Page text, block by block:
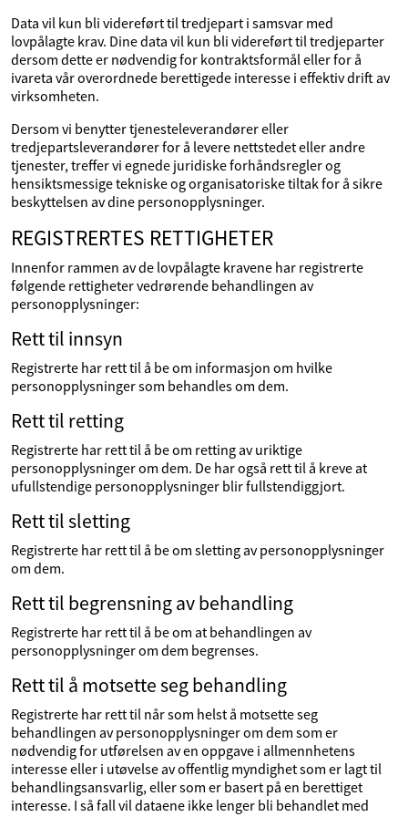
Data vil kun bli videreført til tredjepart i samsvar med
lovpålagte krav. Dine data vil kun bli videreført til tredjeparter
dersom dette er nødvendig for kontraktsformål eller for å
ivareta vår overordnede berettigede interesse i effektiv drift av
virksomheten.
Dersom vi benytter tjenesteleverandører eller
tredjepartsleverandører for å levere nettstedet eller andre
tjenester, treffer vi egnede juridiske forhåndsregler og
hensiktsmessige tekniske og organisatoriske tiltak for å sikre
beskyttelsen av dine personopplysninger.
REGISTRERTES RETTIGHETER
Innenfor rammen av de lovpålagte kravene har registrerte
følgende rettigheter vedrørende behandlingen av
personopplysninger:
Rett til innsyn
Registrerte har rett til å be om informasjon om hvilke
personopplysninger som behandles om dem.
Rett til retting
Registrerte har rett til å be om retting av uriktige
personopplysninger om dem. De har også rett til å kreve at
ufullstendige personopplysninger blir fullstendiggjort.
Rett til sletting
Registrerte har rett til å be om sletting av personopplysninger
om dem.
Rett til begrensning av behandling
Registrerte har rett til å be om at behandlingen av
personopplysninger om dem begrenses.
Rett til å motsette seg behandling
Registrerte har rett til når som helst å motsette seg
behandlingen av personopplysninger om dem som er
nødvendig for utførelsen av en oppgave i allmennhetens
interesse eller i utøvelse av offentlig myndighet som er lagt til
behandlingsansvarlig, eller som er basert på en berettiget
interesse. I så fall vil dataene ikke lenger bli behandlet med